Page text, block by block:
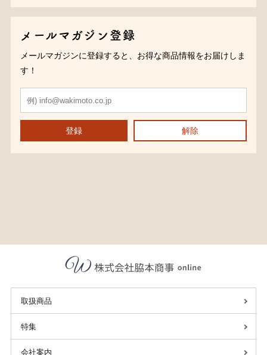
メールマガジン登録
メールマガジンに登録すると、お得な商品情報をお届けしま
す！
登録 解除
取扱商品
特集
会社案内